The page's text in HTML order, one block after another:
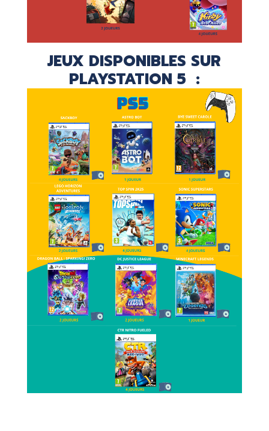
JEUX DISPONIBLES SUR
PLAYSTATION 5 :